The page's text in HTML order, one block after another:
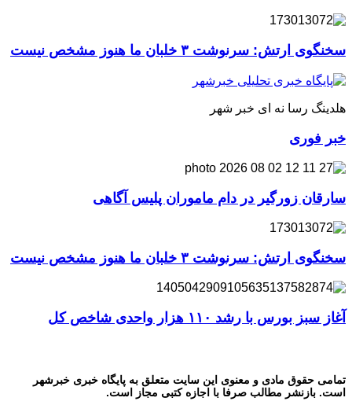
سخنگوی ارتش: سرنوشت ۳ خلبان ما هنوز مشخص نیست
هلدینگ رسا نه ای خبر شهر
خبر فوری
سارقان زورگیر در دام ماموران پلیس آگاهی
سخنگوی ارتش: سرنوشت ۳ خلبان ما هنوز مشخص نیست
آغاز سبز بورس با رشد ۱۱۰ هزار واحدی شاخص کل
تمامی حقوق مادی و معنوی این سایت متعلق به پایگاه خبری خبرشهر
است. بازنشر مطالب صرفا با اجازه کتبی مجاز است.